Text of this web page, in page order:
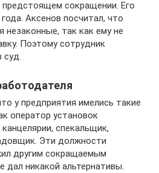
предстоящем сокращении. Его
Аксенов посчитал, что
незаконные, так как ему не
Поэтому сотрудник
суд.
у предприятия имелись такие
оператор установок
спекальщик,
Эти должности
другим сокращаемым
дал никакой альтернативы.